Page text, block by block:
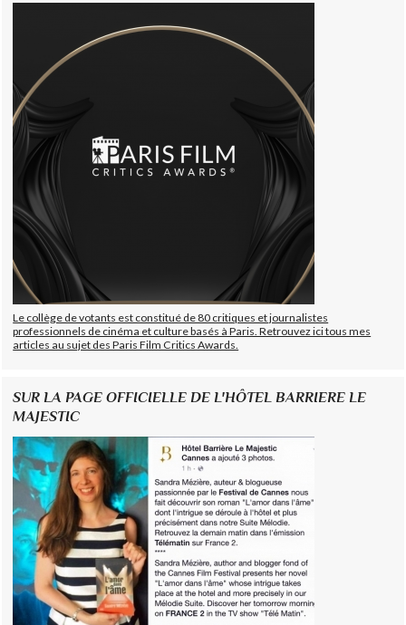
Le collège de votants est constitué de 80 critiques et journalistes
professionnels de cinéma et culture basés à Paris. Retrouvez ici tous mes
articles au sujet des Paris Film Critics Awards.
SUR LA PAGE OFFICIELLE DE L'HÔTEL BARRIERE LE
MAJESTIC